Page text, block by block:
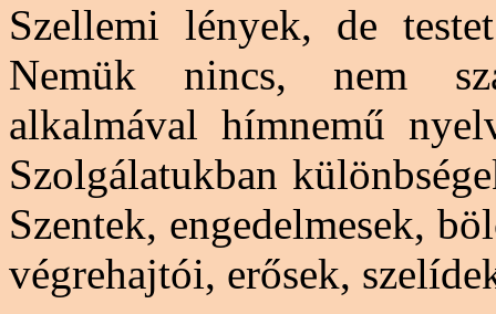
Szellemi lények, de
Nemük nincs, nem
alkalmával hímnemű
Szolgálatukban
Szentek, engedelmesek,
végrehajtói, erősek,